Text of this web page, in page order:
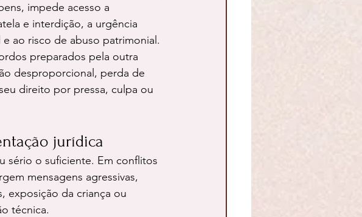
impede acesso a
e interdição, a urgência
ao risco de abuso patrimonial.
preparados pela outra
desproporcional, perda de
direito por pressa, culpa ou
jurídica
sério o suficiente. Em conflitos
mensagens agressivas,
exposição da criança ou
técnica.